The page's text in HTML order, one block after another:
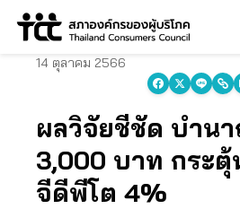
Skip
14 ตุลาคม 2566
ผลวิจัยชี้ชัด บำน
3,000 บาท กระตุ้
จีดีพีโต 4%